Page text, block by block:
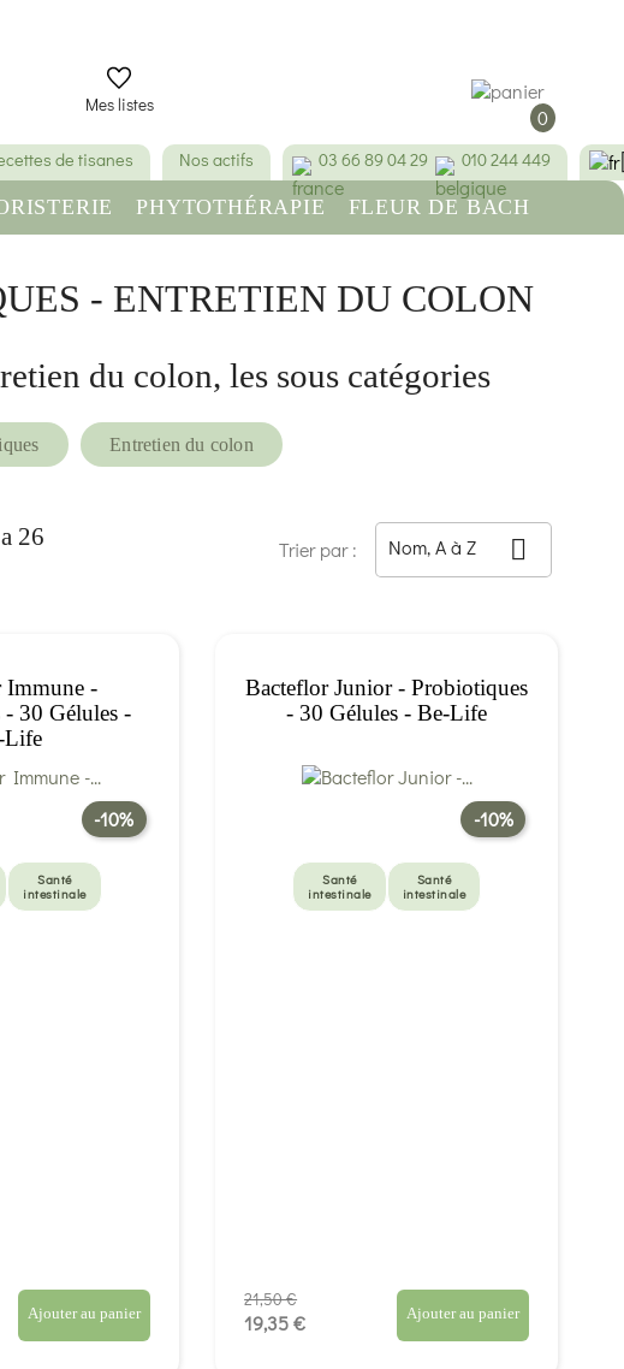
Mes listes 0
de tisanes Nos actifs 03 66 89 04 29 010 244 449
PHYTOTHÉRAPIE
FLEUR DE BACH
ÊTRE
- ENTRETIEN DU COLON
du colon, les sous catégories
Entretien du colon
26
Trier par : Nom, A à Z 
Immune -
30 Gélules -
Life
-10%
Santé
intestinale
Ajouter au panier
Bacteflor Junior - Probiotiques
- 30 Gélules - Be-Life
-10%
Santé
intestinale
Santé
intestinale
21,50 €
19,35 € Ajouter au panier